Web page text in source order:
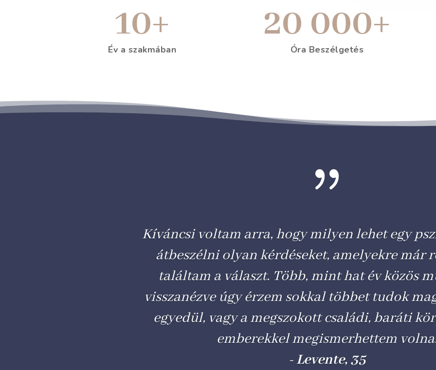
10+
Év a szakmában
20 000+
Óra Beszélgetés
{
Kíváncsi voltam arra, hogy milyen lehet egy
átbeszélni olyan kérdéseket, amelyekre már
találtam a választ. Több, mint hat év közös
visszanézve úgy érzem sokkal többet tudok
egyedül, vagy a megszokott családi, baráti
emberekkel megismerhettem
-Levente, 35